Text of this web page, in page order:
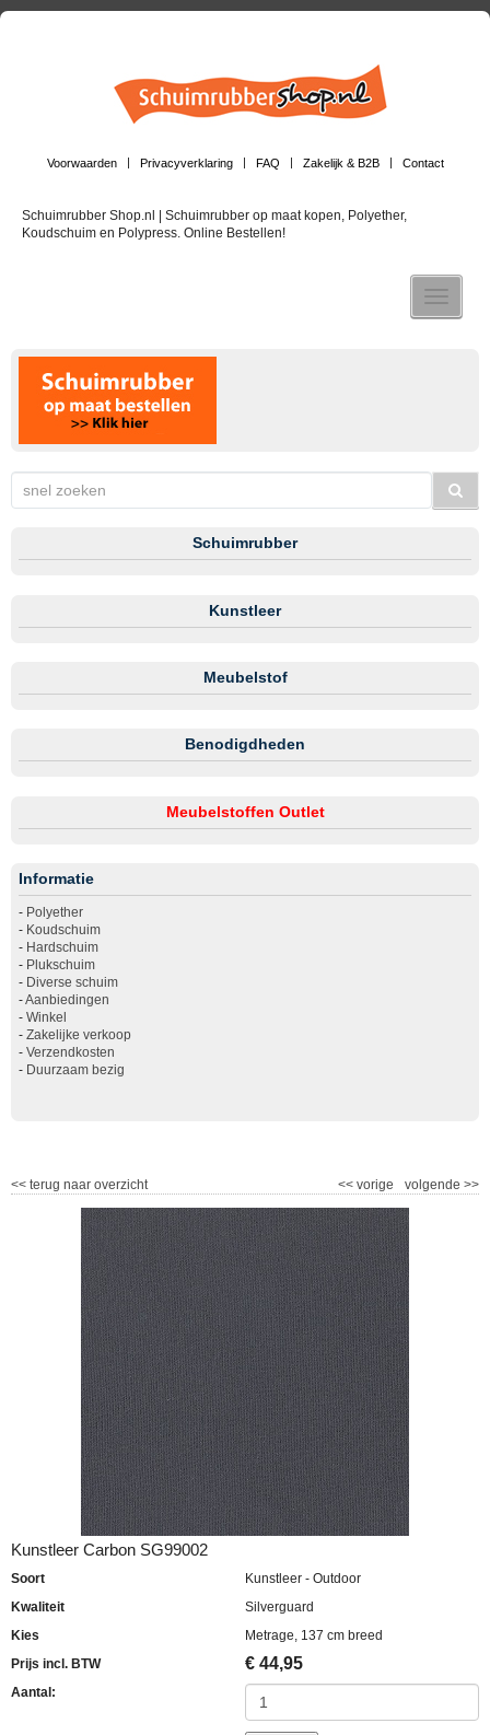
Voorwaarden Privacyverklaring FAQ Zakelijk & B2B Contact
Schuimrubber Shop.nl | Schuimrubber op maat kopen, Polyether,
Koudschuim en Polypress. Online Bestellen!
Toggle
Schuimrubber
Kunstleer
Meubelstof
Benodigdheden
Meubelstoffen Outlet
Informatie
- Polyether
- Koudschuim
- Hardschuim
- Plukschuim
- Diverse schuim
-Aanbiedingen
- Winkel
- Zakelijke verkoop
- Verzendkosten
- Duurzaam bezig
<< terug naar overzicht volgende >>
<< vorige
Kunstleer Carbon SG99002
Soort
Kunstleer - Outdoor
Kwaliteit
Silverguard
Kies
Metrage, 137 cm breed
Prijs incl. BTW
€ 44,95
Aantal: